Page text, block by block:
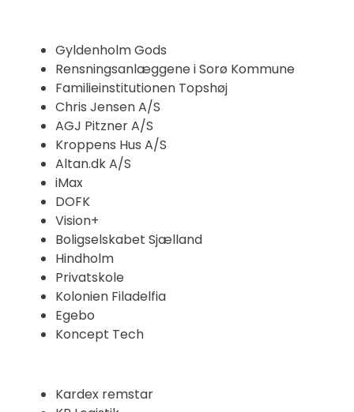
Gyldenholm Gods
Rensningsanlæggene i Sorø Kommune
Familieinstitutionen Topshøj
Chris Jensen A/S
AGJ Pitzner A/S
Kroppens Hus A/S
Altan.dk A/S
iMax
DOFK
Vision+
Boligselskabet Sjælland
Hindholm
Privatskole
Kolonien Filadelfia
Egebo
Koncept Tech
Kardex remstar